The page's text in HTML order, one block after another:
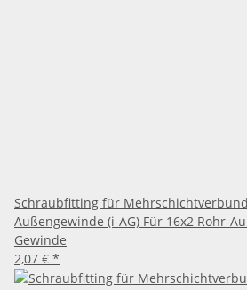
Schraubfitting für
Außengewinde (i-AG) Für 16x2 Rohr-
Gewinde
2,07 € *